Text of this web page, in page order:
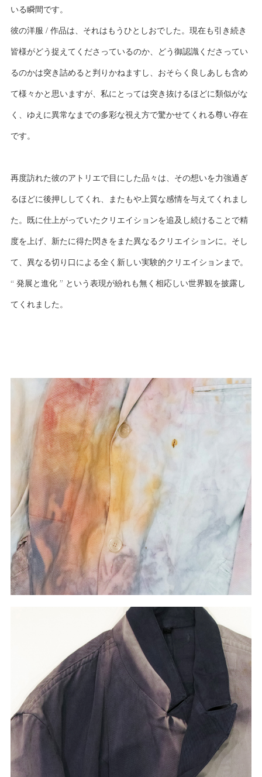
いる瞬間です。
彼の洋服 / 作品は、それはもうひとしおでした。現在も引き続き
皆様がどう捉えてくださっているのか、どう御認識くださってい
るのかは突き詰めると判りかねますし、おそらく良しあしも含め
て様々かと思いますが、私にとっては突き抜けるほどに類似がな
く、ゆえに異常なまでの多彩な視え方で驚かせてくれる尊い存在
です。
再度訪れた彼のアトリエで目にした品々は、その想いを力強過ぎ
るほどに後押ししてくれ、またもや上質な感情を与えてくれまし
た。既に仕上がっていたクリエイションを追及し続けることで精
度を上げ、新たに得た閃きをまた異なるクリエイションに。そし
て、異なる切り口による全く新しい実験的クリエイションまで。
“ 発展と進化 ” という表現が紛れも無く相応しい世界観を披露し
てくれました。